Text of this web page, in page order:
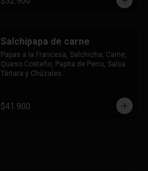
Salchipapa de carne
Papas a la Francesa, Salchicha, Carne,
Queso Costeño, Papita de Perro, Salsa
Tártara y Chúzales.
$41.900